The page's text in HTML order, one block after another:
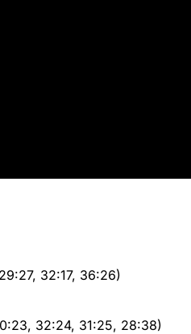
32:17, 36:26)
32:24, 31:25, 28:38)